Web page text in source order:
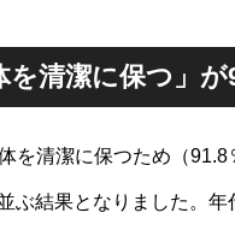
を清潔に保つ」
を清潔に保つため（
ぶ結果となりました。